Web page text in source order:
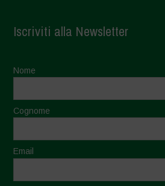
Iscriviti alla Newsletter
Nome
Cognome
Email